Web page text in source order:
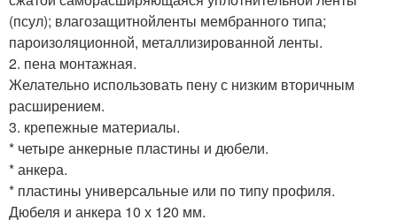
(псул); влагозащитнойленты мембранного типа;
пароизоляционной, металлизированной ленты.
2. пена монтажная.
Желательно использовать пену с низким вторичным
расширением.
3. крепежные материалы.
* четыре анкерные пластины и дюбели.
* анкера.
* пластины универсальные или по типу профиля.
Дюбеля и анкера 10 х 120 мм.